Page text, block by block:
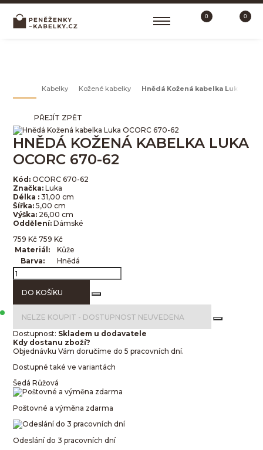
0 0
KOŽENÉ KABELKY
Kabelky Kožené kabelky Hnědá Kožená kabelka Luka
PŘEJÍT ZPĚT
HNĚDÁ KOŽENÁ KABELKA LUKA
OCORC 670-62
Kód: OCORC 670-62
Značka: Luka
Délka :31,00 cm
Šířka:5,00 cm
Výška: 26,00 cm
Oddělení:Dámské
759 Kč 759 Kč
Materiál:
Kůže
Barva:
Hnědá
DO KOŠÍKU
NELZE KOUPIT - DOSTUPNOST NEUVEDENA
Dostupnost: Skladem u dodavatele
Kdy dostanu zboží?
Objednávku Vám doručíme do 5 pracovních dní.
Dostupné také ve variantách
Šedá Růžová
Poštovné a výměna zdarma
Odeslání do 3 pracovních dní